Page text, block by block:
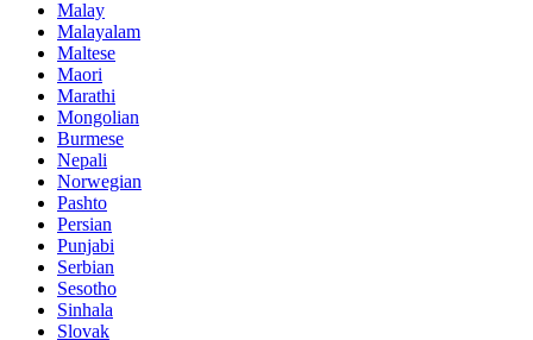
Malay
Malayalam
Maltese
Maori
Marathi
Mongolian
Burmese
Nepali
Norwegian
Pashto
Persian
Punjabi
Serbian
Sesotho
Sinhala
Slovak